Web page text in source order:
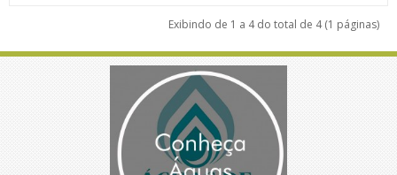
Exibindo de 1 a 4 do total de 4 (1 páginas)